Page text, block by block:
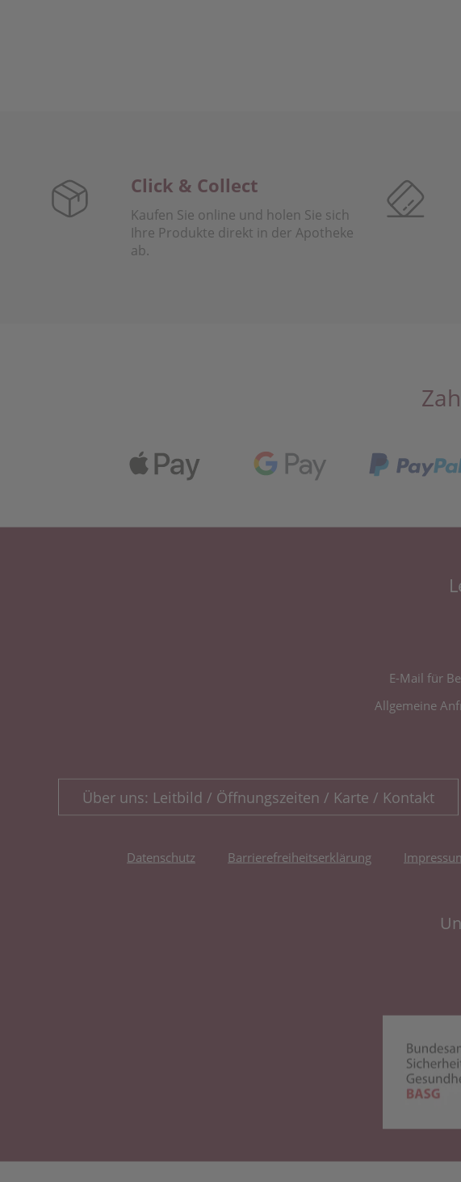
Click & Collect
Kaufen Sie online und holen Sie sich
Ihre Produkte direkt in der Apotheke
ab.
E-Mail für
Allgemeine
Über uns: Leitbild / Öffnungszeiten / Karte / Kontakt
Datenschutz Barrierefreiheitserklärung